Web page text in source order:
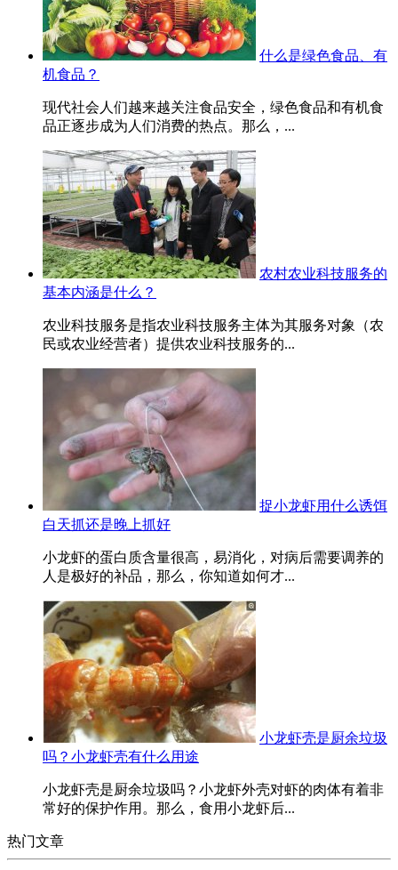
什么是绿色食品、有
机食品？
现代社会人们越来越关注食品安全，绿色食品和有机食
品正逐步成为人们消费的热点。那么，...
农村农业科技服务的
基本内涵是什么？
农业科技服务是指农业科技服务主体为其服务对象（农
民或农业经营者）提供农业科技服务的...
捉小龙虾用什么诱饵
白天抓还是晚上抓好
小龙虾的蛋白质含量很高，易消化，对病后需要调养的
人是极好的补品，那么，你知道如何才...
小龙虾壳是厨余垃圾
吗？小龙虾壳有什么用途
小龙虾壳是厨余垃圾吗？小龙虾外壳对虾的肉体有着非
常好的保护作用。那么，食用小龙虾后...
热门文章